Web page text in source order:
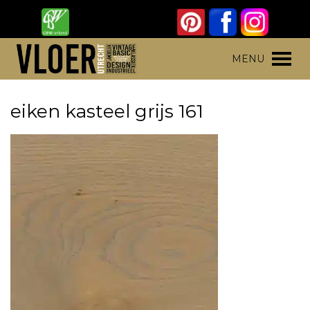
content
MENU
eiken kasteel grijs 161